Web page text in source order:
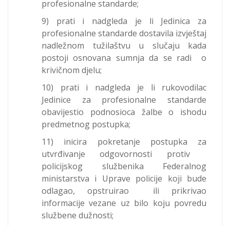
profesionalne standarde;
9) prati i nadgleda je li Jedinica za
profesionalne standarde dostavila izvještaj
nadležnom tužilaštvu u slučaju kada
postoji osnovana sumnja da se radi o
krivičnom djelu;
10) prati i nadgleda je li rukovodilac
Jedinice za profesionalne standarde
obavijestio podnosioca žalbe o ishodu
predmetnog postupka;
11) inicira pokretanje postupka za
utvrđivanje odgovornosti protiv
policijskog službenika Federalnog
ministarstva i Uprave policije koji bude
odlagao, opstruirao ili prikrivao
informacije vezane uz bilo koju povredu
službene dužnosti;